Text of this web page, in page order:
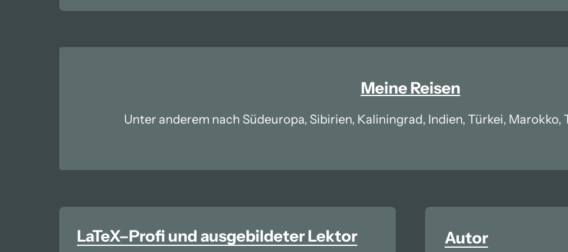
Meine Reisen
Unter anderem nach Südeuropa, Sibirien, Kaliningrad, Indien, Türkei, Marokko,
LaTeX–Profi und ausgebildeter Lektor Autor